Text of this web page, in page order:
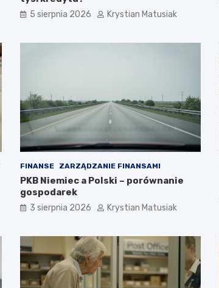
5 sierpnia 2026 Krystian Matusiak
FINANSE ZARZĄDZANIE FINANSAMI
PKB Niemiec a Polski – porównanie
gospodarek
3 sierpnia 2026 Krystian Matusiak